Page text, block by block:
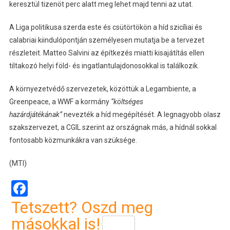
keresztül tizenöt perc alatt meg lehet majd tenni az utat.
A Liga politikusa szerda este és csütörtökön a híd szicíliai és
calabriai kiindulópontján személyesen mutatja be a tervezet
részleteit. Matteo Salvini az építkezés miatti kisajátítás ellen
tiltakozó helyi föld- és ingatlantulajdonosokkal is találkozik.
A környezetvédő szervezetek, közöttük a Legambiente, a
Greenpeace, a WWF a kormány “költséges
hazárdjátékának”nevezték a híd megépítését. A legnagyobb olasz
szakszervezet, a CGIL szerint az országnak más, a hídnál sokkal
fontosabb közmunkákra van szüksége.
(MTI)
Tetszett? Oszd meg
másokkal is!